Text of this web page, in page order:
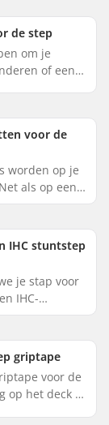
...
de step
om je
of een
je acht...
voor de
worden op je
als op een
om
so...
IHC stuntstep
je stap voor
IHC-
Het
de ...
griptape
voor de
op het deck te